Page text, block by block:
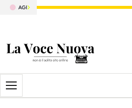
Apri il menu